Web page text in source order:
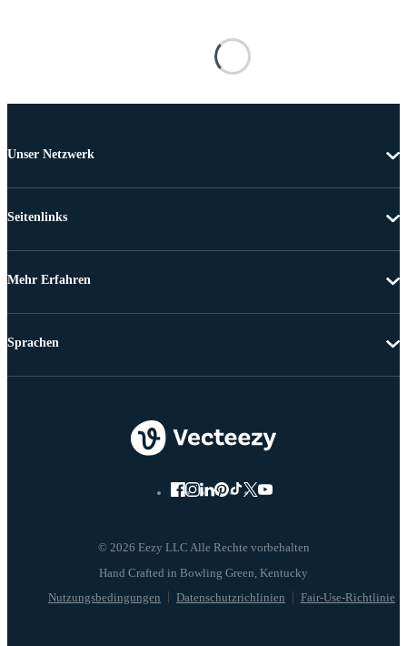
Unser Netzwerk
Seitenlinks
Mehr Erfahren
© 2026 Eezy LLC Alle Rechte vorbehalten
Nutzungsbedingungen Datenschutzrichlinien Fair-Use-Richtlinie
Sprachen